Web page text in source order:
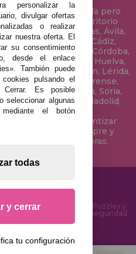
ubicada en Sevilla pero
ciudad del territorio
Almería, Asturias, Ávila,
Burgos, Cáceres, Cádiz,
Ceuta, Ciudad Real, Córdoba,
Guipúzcoa, Huelva,
Las Palmas, Leon, Lérida,
Murcia, Navarra, Orense,
Segovia, Sevilla, Soria,
Toledo, Valencia, Valladolid,
y Zaragoza.
para garantizar
peninsular, siempre y
antes de las 18 horas.
Online para comprar Puzzles y
Rápida en 24 Horas y Seguridad
personalizar la
divulgar ofertas
o realizar
nuestra oferta. El
su consentimiento
desde el enlace
También puede
pulsando el
Es posible
seleccionar algunas
el botón
todas
y cerrar
tu configuración